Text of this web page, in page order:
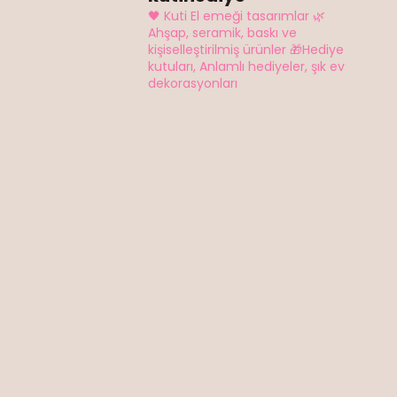
🖤 Kuti El emeği tasarımlar🌿
Ahşap, seramik, baskı ve
kişiselleştirilmiş ürünler🎁Hediye
kutuları, Anlamlı hediyeler, şık ev
dekorasyonları